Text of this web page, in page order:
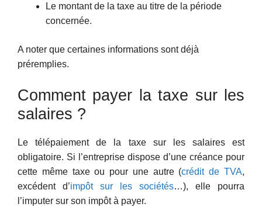
Le montant de la taxe au titre de la période
concernée.
A noter que certaines informations sont déjà
préremplies.
Comment payer la taxe sur les
salaires ?
Le télépaiement de la taxe sur les salaires est
obligatoire. Si l’entreprise dispose d’une créance pour
cette même taxe ou pour une autre (crédit de TVA,
excédent d’impôt sur les sociétés…), elle pourra
l’imputer sur son impôt à payer.